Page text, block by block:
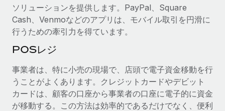
詳細を見る
ソリューションを提供します。PayPal、Square
Cash、Venmoなどのアプリは、モバイル取引を円滑に
行うための牽引力を得ています。
POSレジ
事業者は、特に小売の現場で、店頭で電子資金移動を行
うことがよくあります。クレジットカードやデビット
カードは、顧客の口座から事業者の口座に電子的に資金
が移動する。この方法は効率的であるだけでなく、便利